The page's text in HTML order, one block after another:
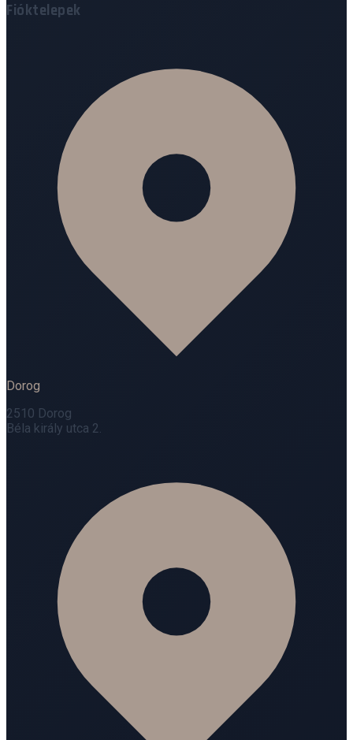
Fióktelepek
Dorog
2510 Dorog
Béla király utca 2.